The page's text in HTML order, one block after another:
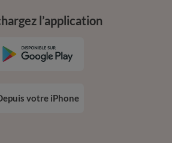
l’application
votre iPhone